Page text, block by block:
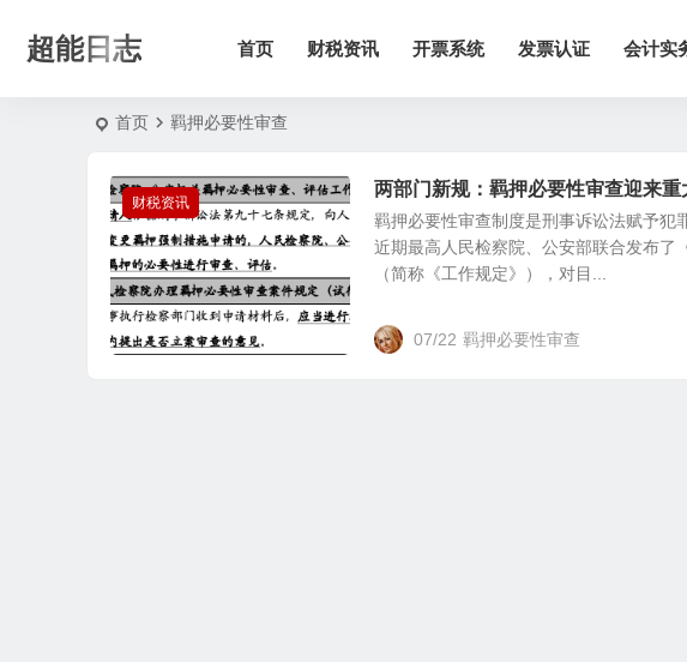
超能日志 首页 财税资讯 开票系统 发票认证 会计实
首页 羁押必要性审查
财税资讯
两部门新规：羁押必要性审查迎来重
羁押必要性审查制度是刑事诉讼法赋予犯
近期最高人民检察院、公安部联合发布了
（简称《工作规定》），对目...
07/22 羁押必要性审查